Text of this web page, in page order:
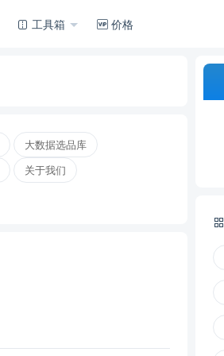
工具箱 价格
大数据选品库
关于我们